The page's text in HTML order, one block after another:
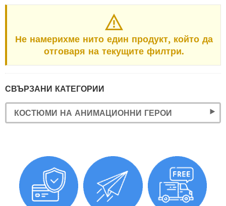
Не намерихме нито един продукт, който да
отговаря на текущите филтри.
СВЪРЗАНИ КАТЕГОРИИ
КОСТЮМИ НА АНИМАЦИОННИ ГЕРОИ